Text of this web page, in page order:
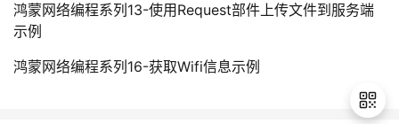
鸿蒙网络编程系列13-使用Request部件上传文件到服务端
示例
鸿蒙网络编程系列16-获取Wifi信息示例